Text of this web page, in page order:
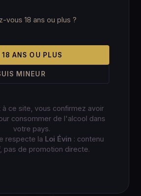
vous 18 ans ou plus ?
ANS OU PLUS
MINEUR
à ce site, vous confirmez avoir
consommer de l'alcool dans
votre pays.
respecte la Loi Évin : contenu
pas de promotion directe.